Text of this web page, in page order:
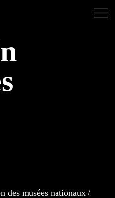
des musées nationaux /